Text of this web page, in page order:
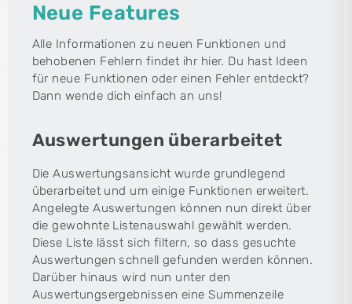
Neue Features
Alle Informationen zu neuen Funktionen und
behobenen Fehlern findet ihr hier. Du hast Ideen
für neue Funktionen oder einen Fehler entdeckt?
Dann wende dich einfach an uns!
Auswertungen überarbeitet
Die Auswertungsansicht wurde grundlegend
überarbeitet und um einige Funktionen erweitert.
Angelegte Auswertungen können nun direkt über
die gewohnte Listenauswahl gewählt werden.
Diese Liste lässt sich filtern, so dass gesuchte
Auswertungen schnell gefunden werden können.
Darüber hinaus wird nun unter den
Auswertungsergebnissen eine Summenzeile